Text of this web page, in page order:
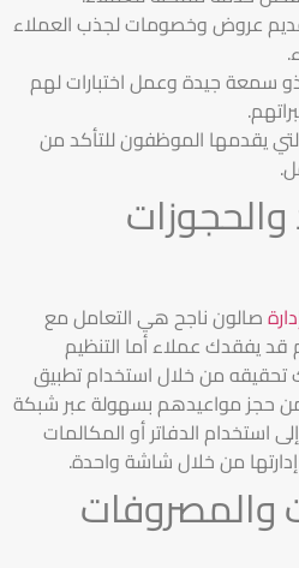
عروض وخصومات لجذب العملاء
سمعة جيدة وعمل اختبارات لهم
يقدمها الموظفون للتأكد من
صالون ناجح هي التعامل مع
قد يفقدك عملاء أما التنظيم
تحقيقه من خلال استخدام تطبيق
من حجز مواعيدهم بسهولة عبر شبكة
استخدام الدفاتر أو المكالمات
من خلال شاشة واحدة.
والمصروفات